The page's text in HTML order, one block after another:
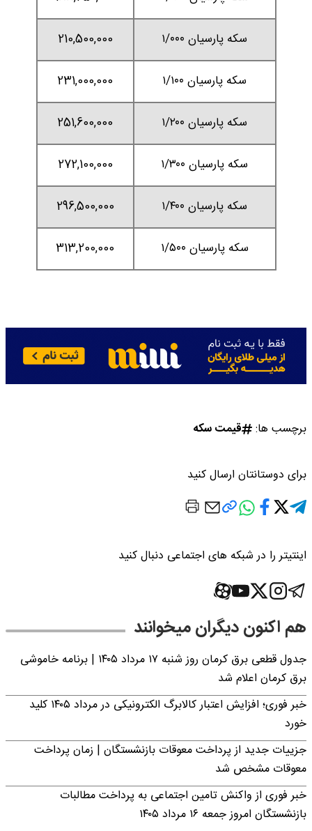
سکه پارسیان ۱/۰۰۰ 210,500,000
سکه پارسیان ۱/۱۰۰ 231,000,000
سکه پارسیان ۱/۲۰۰ 251,600,000
سکه پارسیان ۱/۳۰۰ 272,100,000
سکه پارسیان ۱/۴۰۰ 296,500,000
سکه پارسیان ۱/۵۰۰ 313,200,000
برچسب ها: قیمت سکه
برای دوستانتان ارسال کنید
اینتیتر را در شبکه های اجتماعی دنبال کنید
هم اکنون دیگران میخوانند
جدول قطعی برق کرمان روز شنبه ۱۷ مرداد ۱۴۰۵ | برنامه خاموشی
برق کرمان اعلام شد
خبر فوری؛ افزایش اعتبار کالابرگ الکترونیکی در مرداد ۱۴۰۵ کلید
خورد
جزییات جدید از پرداخت معوقات بازنشستگان | زمان پرداخت
معوقات مشخص شد
خبر فوری از واکنش تامین اجتماعی به پرداخت مطالبات
بازنشستگان امروز جمعه ۱۶ مرداد ۱۴۰۵